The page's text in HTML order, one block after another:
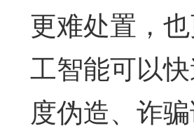
更难处置，
工智能可以
度伪造、诈